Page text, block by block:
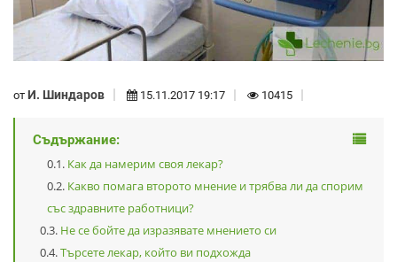
от И. Шиндаров 15.11.2017 19:17 10415
Съдържание:
Как да намерим своя лекар?
Какво помага второто мнение и трябва ли да спорим
със здравните работници?
Не се бойте да изразявате мнението си
Търсете лекар, който ви подхожда